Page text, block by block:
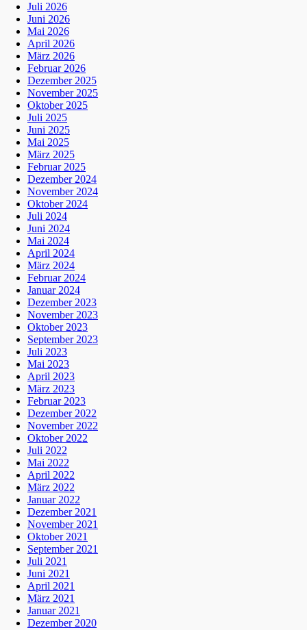
Juli 2026
Juni 2026
Mai 2026
April 2026
März 2026
Februar 2026
Dezember 2025
November 2025
Oktober 2025
Juli 2025
Juni 2025
Mai 2025
März 2025
Februar 2025
Dezember 2024
November 2024
Oktober 2024
Juli 2024
Juni 2024
Mai 2024
April 2024
März 2024
Februar 2024
Januar 2024
Dezember 2023
November 2023
Oktober 2023
September 2023
Juli 2023
Mai 2023
April 2023
März 2023
Februar 2023
Dezember 2022
November 2022
Oktober 2022
Juli 2022
Mai 2022
April 2022
März 2022
Januar 2022
Dezember 2021
November 2021
Oktober 2021
September 2021
Juli 2021
Juni 2021
April 2021
März 2021
Januar 2021
Dezember 2020